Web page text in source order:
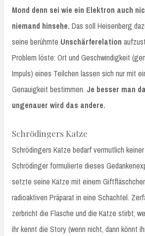
Mond denn sei wie ein Elektron auch
niemand hinsehe. Das soll Heisenberg
seine berühmte Unschärferelation
Problem löste: Ort und Geschwindigkeit
Impuls) eines Teilchen lassen sich nur mit
Genauigkeit bestimmen. Je besser man
ungenauer wird das andere.
Schrödingers Katze
Schrödingers Katze bedarf vermutlich
Schrödinger formulierte dieses
setzte seine Katze mit einem
radioaktiven Präparat in eine Schachtel.
zerbricht die Flasche und die Katze stirbt;
ihr kennt die Story (wenn nicht, dann könnt